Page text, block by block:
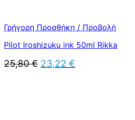
Γρήγορη Προσθήκη / Προβολή
Pilot Iroshizuku ink 50ml Rikka
25,80€ Original
price
23,22 €